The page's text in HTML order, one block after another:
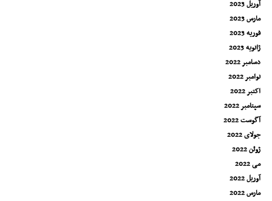
آوریل 2023
مارس 2023
فوریه 2023
ژانویه 2023
دسامبر 2022
نوامبر 2022
اکتبر 2022
سپتامبر 2022
آگوست 2022
جولای 2022
ژوئن 2022
می 2022
آوریل 2022
مارس 2022